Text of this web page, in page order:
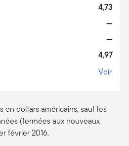
4,73
—
—
4,97
Voir
en dollars américains, sauf les
(fermées aux nouveaux
février 2016.